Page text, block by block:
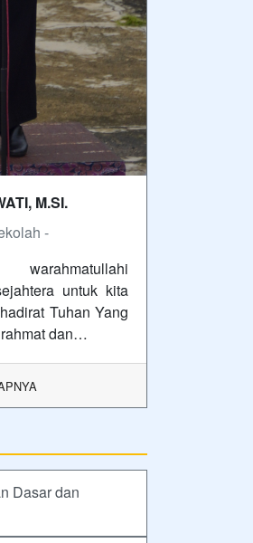
M.SI.
-
untuk kita
Tuhan Yang
dan…
Dasar dan